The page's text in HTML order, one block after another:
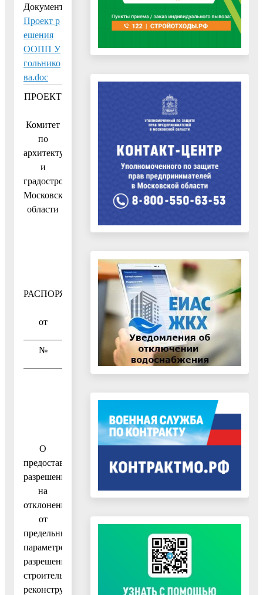
Документ:
Проект р
ешения
ООПП У
гольнико
ва.doc
ПРОЕКТ
Комитет
по
архитектуре
и
градостроительству
Московской
области
РАСПОРЯЖЕНИЕ
от
№
О
предоставлении
разрешения
на
отклонение
от
предельных
параметров
разрешенного
строительства,
реконструкции